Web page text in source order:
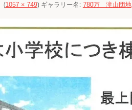
(1057 × 749) ギャラリー名: 780万 滝山団地